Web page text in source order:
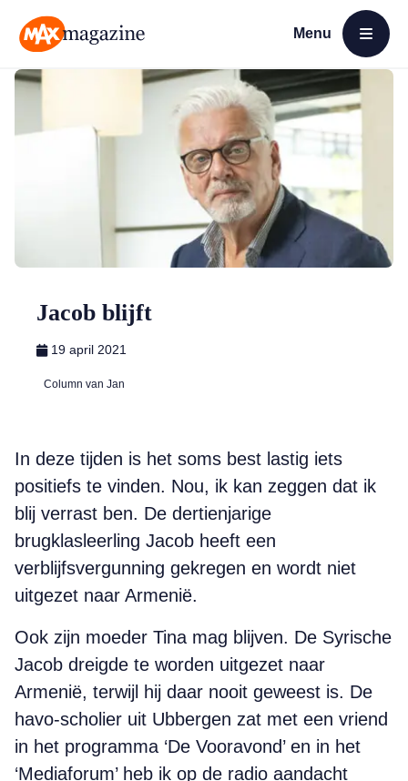
Menu
Open menu
Jacob blijft
19 april 2021
Column van Jan
In deze tijden is het soms best lastig iets
positiefs te vinden. Nou, ik kan zeggen dat ik
blij verrast ben. De dertienjarige
brugklasleerling Jacob heeft een
verblijfsvergunning gekregen en wordt niet
uitgezet naar Armenië.
Ook zijn moeder Tina mag blijven. De Syrische
Jacob dreigde te worden uitgezet naar
Armenië, terwijl hij daar nooit geweest is. De
havo-scholier uit Ubbergen zat met een vriend
in het programma ‘De Vooravond’ en in het
‘Mediaforum’ heb ik op de radio aandacht